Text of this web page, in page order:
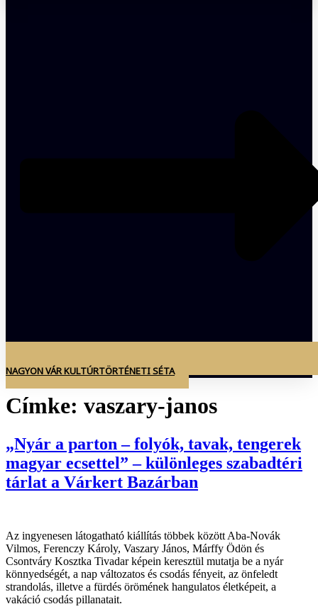
NAGYON VÁR KULTÚRTÖRTÉNETI SÉTA
Címke: vaszary-janos
„Nyár a parton – folyók, tavak, tengerek
magyar ecsettel” – különleges szabadtéri
tárlat a Várkert Bazárban
Az ingyenesen látogatható kiállítás többek között Aba-Novák
Vilmos, Ferenczy Károly, Vaszary János, Márffy Ödön és
Csontváry Kosztka Tivadar képein keresztül mutatja be a nyár
könnyedségét, a nap változatos és csodás fényeit, az önfeledt
strandolás, illetve a fürdés örömének hangulatos életképeit, a
vakáció csodás pillanatait.